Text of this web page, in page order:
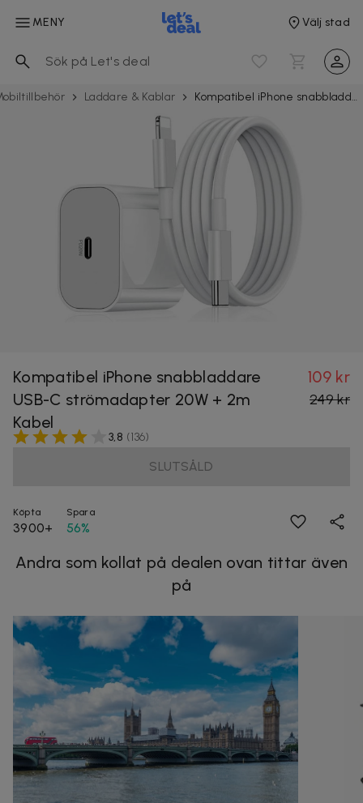
MENY Välj stad
Laddare & Kablar Kompatibel iPhone snabbladdare USB-C strömadapter 20W + 2m Kabel
Kompatibel iPhone snabbladdare
USB-C strömadapter 20W + 2m
Kabel
109 kr
249 kr
3,8 (136)
SLUTSÅLD
Köpta
3900+
Spara
56%
Andra som kollat på dealen ovan tittar även
på